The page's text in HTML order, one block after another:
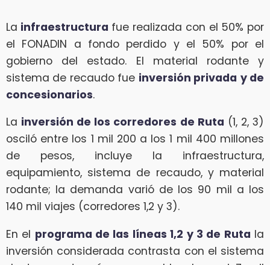
La infraestructura fue realizada con el 50% por
el FONADIN a fondo perdido y el 50% por el
gobierno del estado. El material rodante y
sistema de recaudo fue inversión privada y de
concesionarios.
La inversión de los corredores de Ruta (1, 2, 3)
osciló entre los 1 mil 200 a los 1 mil 400 millones
de pesos, incluye la infraestructura,
equipamiento, sistema de recaudo, y material
rodante; la demanda varió de los 90 mil a los
140 mil viajes (corredores 1,2 y 3).
En el programa de las líneas 1,2 y 3 de Ruta la
inversión considerada contrasta con el sistema